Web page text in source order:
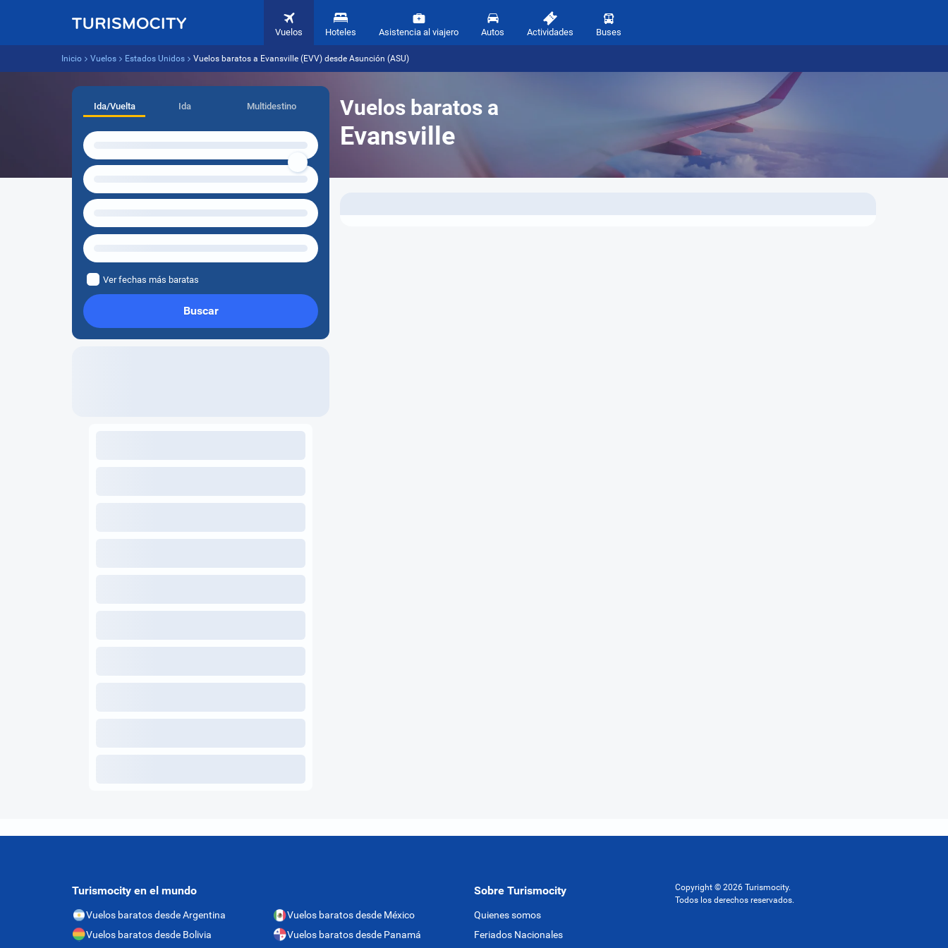
Vuelos Hoteles Asistencia al viajero Autos Actividades Buses
Inicio Vuelos Estados Unidos Vuelos baratos a Evansville (EVV) desde Asunción (ASU)
Vuelos baratos a
Evansville
Ida/Vuelta Ida Multidestino
Ver fechas más baratas
Buscar
Turismocity en el mundo
Vuelos baratos desde Argentina
Vuelos baratos desde Bolivia
Vuelos baratos desde México
Vuelos baratos desde Panamá
Sobre Turismocity
Quienes somos
Feriados Nacionales
Copyright © 2026 Turismocity.
Todos los derechos reservados.